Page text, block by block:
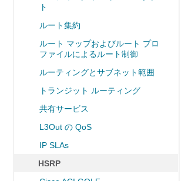
ト
ルート集約
ルート マップおよびルート プロ
ファイルによるルート制御
ルーティングとサブネット範囲
トランジット ルーティング
共有サービス
L3Out の QoS
IP SLAs
HSRP